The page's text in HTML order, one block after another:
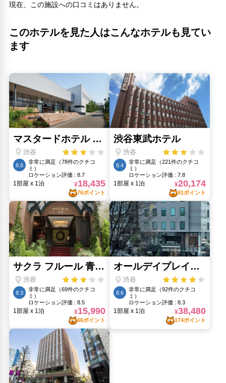
幡ヶ谷不動尊(560m)
東京オペラシティ(830m)
東京オペラシティ アートギャラリー(750m)
熊野神社(1.08km)
人気スポット
上野恩賜公園(9.29km)
外源堂(11.12km)
新宿御苑(2.86km)
明治神宮(2.15km)
東京タワー(6.76km)
東京スカイツリー(12.28km)
東京都庁展望室(1.32km)
浅草(11.12km)
浅草寺(11.19km)
渋谷交差点(3.51km)
銀座(8.23km)
銀座コリドー街(8.23km)
現在、この施設への口コミはありません。
このホテルを見た人はこんなホテルも見てい
ます